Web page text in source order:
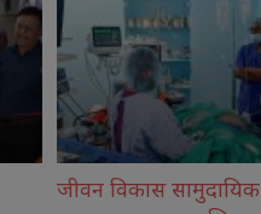
कोशीका उत्कृष्ट फोटोग्राफर